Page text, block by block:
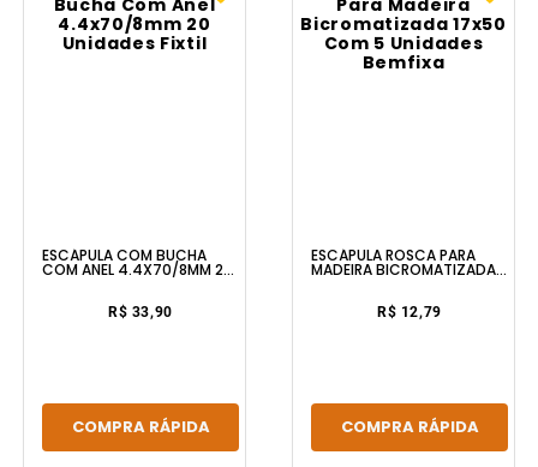
ESCÁPULA COM BUCHA
COM ANEL 4.4X70/8MM 20
R$ 33,90
COMPRA RÁPIDA
ESCÁPULA ROSCA PARA
MADEIRA BICROMATIZADA
R$ 12,79
COMPRA RÁPIDA